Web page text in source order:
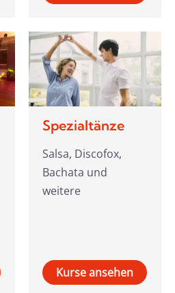
Spezialtänze
Salsa, Discofox,
Bachata und
weitere
Kurse ansehen